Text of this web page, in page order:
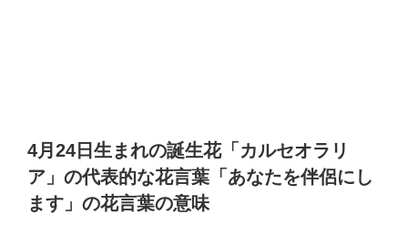
4月24日生まれの誕生花「カルセオラリ
ア」の代表的な花言葉「あなたを伴侶にし
ます」の花言葉の意味